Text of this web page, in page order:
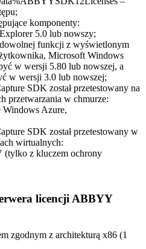
komponenty:
5.0 lub nowszy;
funkcji z wyświetlonym
Microsoft Windows
w wersji 5.80 lub nowszej, a
w wersji 3.0 lub nowszej;
SDK został przetestowany na
przetwarzania w chmurze:
Windows Azure,
SDK został przetestowany w
wirtualnych:
(tylko z kluczem ochrony
licencji ABBYY
zgodnym z architekturą x86 (1